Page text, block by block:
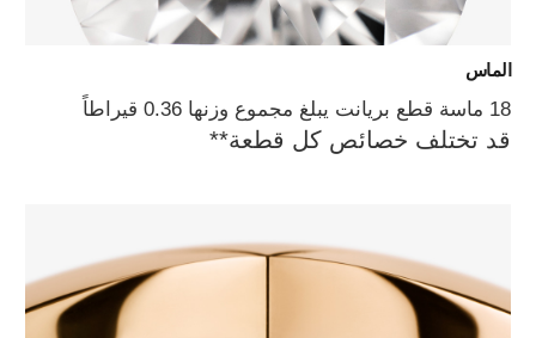
الماس
18 ماسة قطع بريانت يبلغ مجموع وزنها 0.36 قيراطاً
قد تختلف خصائص كل قطعة**